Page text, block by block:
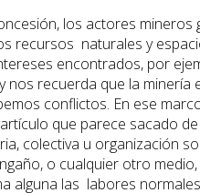
los actores
recursos naturales y
encontrados, por
recuerda que la minería
conflictos. En ese
que parece sacado
colectiva u organización
o cualquier otro
alguna las labores